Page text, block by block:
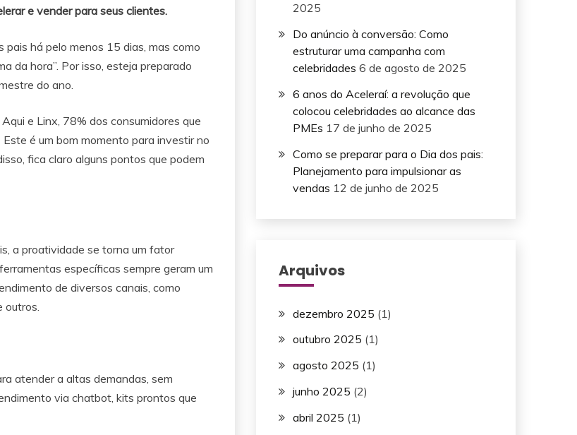
e vender para seus clientes.
há pelo menos 15 dias, mas como
da hora”. Por isso, esteja preparado
do ano.
e Linx, 78% dos consumidores que
é um bom momento para investir no
fica claro alguns pontos que podem
a proatividade se torna um fator
específicas sempre geram um
de diversos canais, como
outros.
atender a altas demandas, sem
via chatbot, kits prontos que
2025
Do anúncio à conversão: Como
estruturar uma campanha com
celebridades 6 de agosto de 2025
6 anos do Aceleraí: a revolução que
colocou celebridades ao alcance das
PMEs 17 de junho de 2025
Como se preparar para o Dia dos pais:
Planejamento para impulsionar as
vendas 12 de junho de 2025
Arquivos
dezembro 2025 (1)
outubro 2025 (1)
agosto 2025 (1)
junho 2025 (2)
abril 2025 (1)